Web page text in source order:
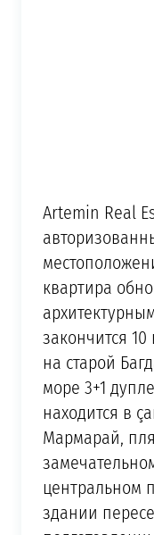
Artemin Real
квартира
закончится
на старой
море 3+1
находится в
Мармарай,
центральном
здании